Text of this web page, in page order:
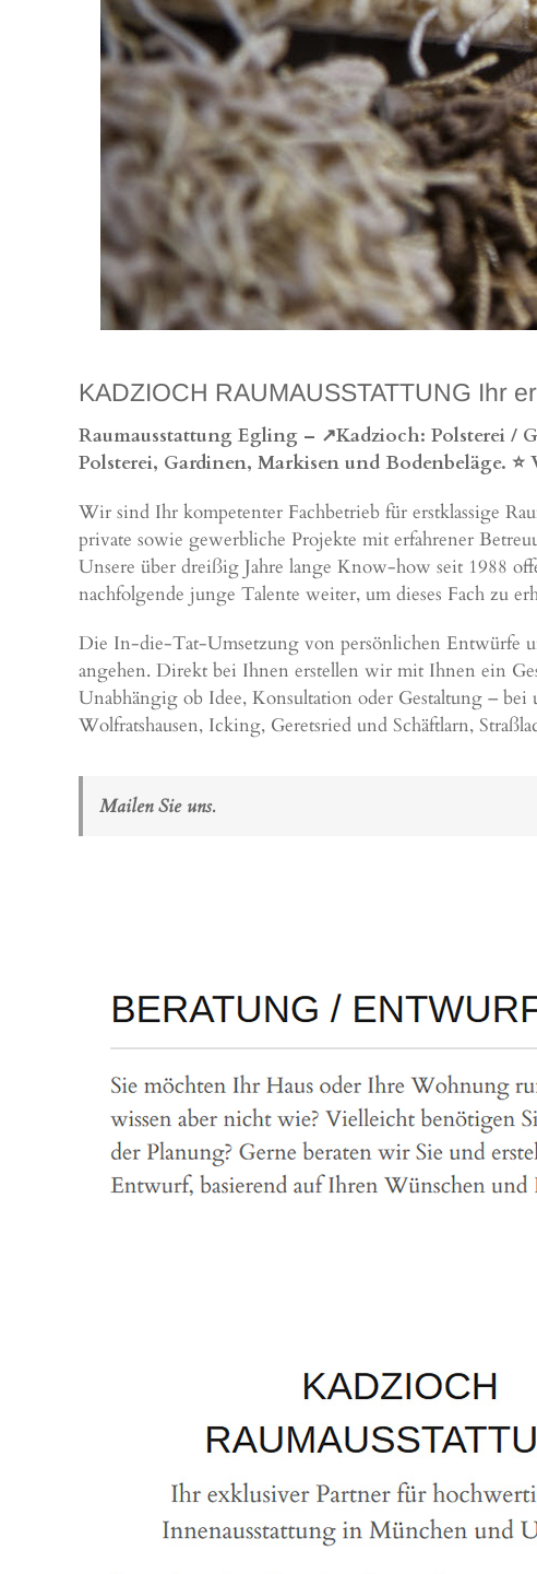
KADZIOCH RAUMAUSSTATTUNG Ihr
Raumausstattung Egling – ↗️Kadzioch: Polsterei /
Polsterei, Gardinen, Markisen und Bodenbeläge.
Wir sind Ihr kompetenter Fachbetrieb für erstklassige
private sowie gewerbliche Projekte mit erfahrener
Unsere über dreißig Jahre lange Know-how seit 1988
nachfolgende junge Talente weiter, um dieses Fach zu
Die In-die-Tat-Umsetzung von persönlichen Entwürfe
angehen. Direkt bei Ihnen erstellen wir mit Ihnen ein
Unabhängig ob Idee, Konsultation oder Gestaltung –
Wolfratshausen, Icking, Geretsried und Schäftlarn,
Mailen Sie uns.